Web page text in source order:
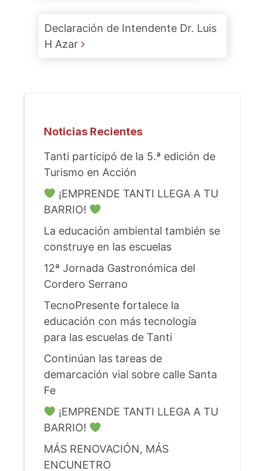
Declaración de Intendente Dr. Luis
H Azar
Noticias Recientes
Tanti participó de la 5.ª edición de
Turismo en Acción
¡EMPRENDE TANTI LLEGA A TU
BARRIO!
La educación ambiental también se
construye en las escuelas
12ª Jornada Gastronómica del
Cordero Serrano
TecnoPresente fortalece la
educación con más tecnología
para las escuelas de Tanti
Continúan las tareas de
demarcación vial sobre calle Santa
Fe
¡EMPRENDE TANTI LLEGA A TU
BARRIO!
MÁS RENOVACIÓN, MÁS
ENCUNETRO